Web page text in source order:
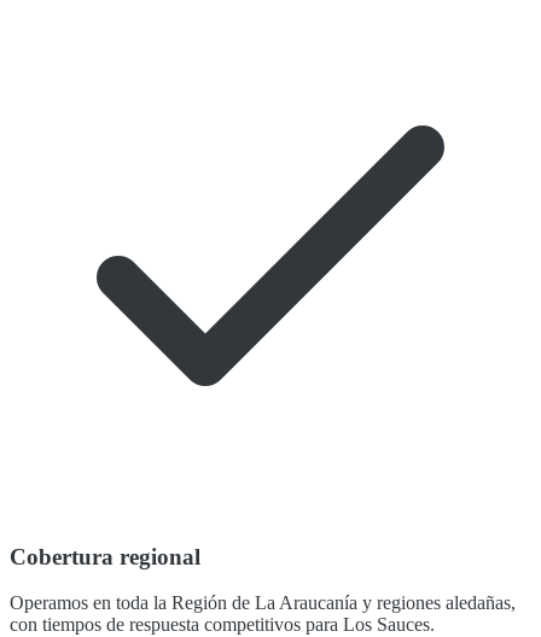
Cobertura regional
Operamos en toda la Región de La Araucanía y regiones aledañas,
con tiempos de respuesta competitivos para Los Sauces.